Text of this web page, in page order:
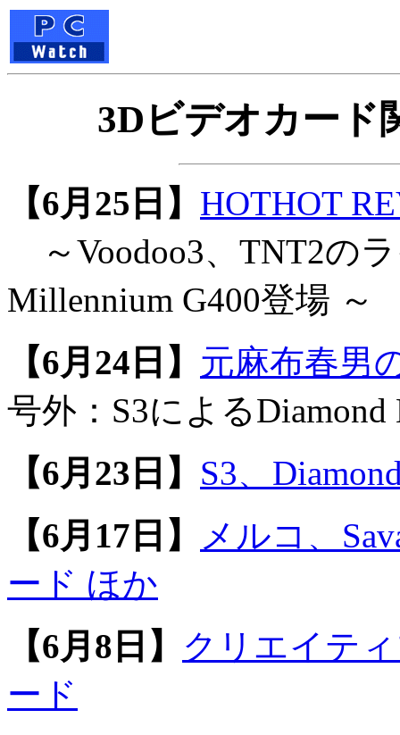
3Dビデオカード
【6月25日】 HOTHOT
～Voodoo3、TNT2の
Millennium G400登場 ～
【6月24日】 元麻布春男
号外：S3による
【6月23日】 S3、
【6月17日】
メルコ、
ード ほか
【6月8日】 クリエイテ
ード